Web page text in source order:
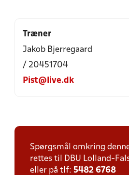
Træner
Jakob Bjerregaard
/ 20451704
Pist@live.dk
Spørgsmål omkring
rettes til DBU Lolland-
eller på tlf: 5482 6768